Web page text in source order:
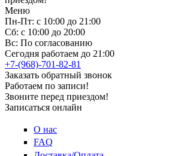
Меню
Пн-Пт: с 10:00 до 21:00
Сб: с 10:00 до 20:00
Вс: По согласованию
Сегодня работаем до 21:00
+7-(968)-701-82-81
Заказать обратный звонок
Работаем по записи!
Звоните перед приездом!
Записаться онлайн
О нас
FAQ